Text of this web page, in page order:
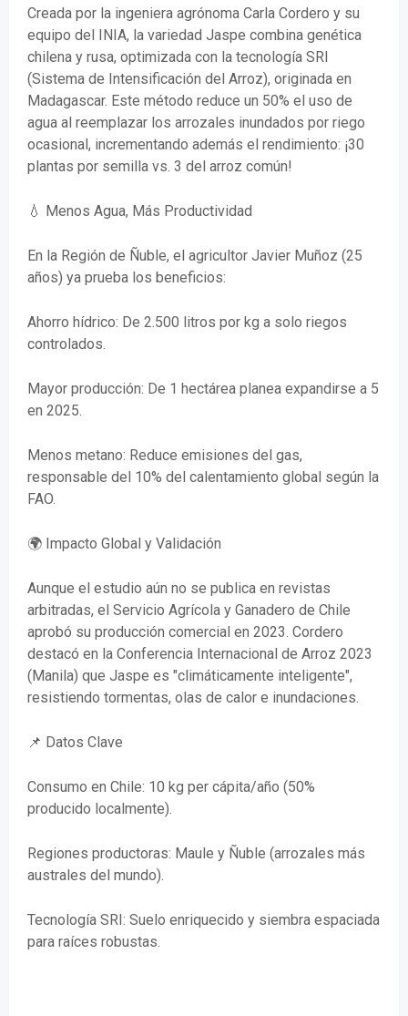
Creada por la ingeniera agrónoma Carla Cordero y su
equipo del INIA, la variedad Jaspe combina genética
chilena y rusa, optimizada con la tecnología SRI
(Sistema de Intensificación del Arroz), originada en
Madagascar. Este método reduce un 50% el uso de
agua al reemplazar los arrozales inundados por riego
ocasional, incrementando además el rendimiento: ¡30
plantas por semilla vs. 3 del arroz común!
💧 Menos Agua, Más Productividad
En la Región de Ñuble, el agricultor Javier Muñoz (25
años) ya prueba los beneficios:
Ahorro hídrico: De 2.500 litros por kg a solo riegos
controlados.
Mayor producción: De 1 hectárea planea expandirse a 5
en 2025.
Menos metano: Reduce emisiones del gas,
responsable del 10% del calentamiento global según la
FAO.
🌍 Impacto Global y Validación
Aunque el estudio aún no se publica en revistas
arbitradas, el Servicio Agrícola y Ganadero de Chile
aprobó su producción comercial en 2023. Cordero
destacó en la Conferencia Internacional de Arroz 2023
(Manila) que Jaspe es "climáticamente inteligente",
resistiendo tormentas, olas de calor e inundaciones.
📌 Datos Clave
Consumo en Chile: 10 kg per cápita/año (50%
producido localmente).
Regiones productoras: Maule y Ñuble (arrozales más
australes del mundo).
Tecnología SRI: Suelo enriquecido y siembra espaciada
para raíces robustas.